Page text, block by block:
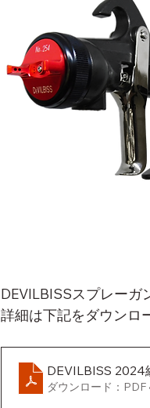
DEVILBISSスプレーガ
詳細は下記をダウンロ
DEVILBISS 2024
ダウンロード：PDF